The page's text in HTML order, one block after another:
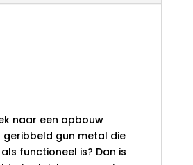
naar een opbouw
gun metal die
functioneel is? Dan is